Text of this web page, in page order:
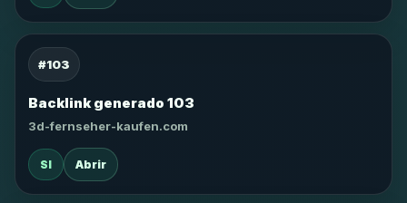
#103
Backlink generado 103
3d-fernseher-kaufen.com
SI Abrir